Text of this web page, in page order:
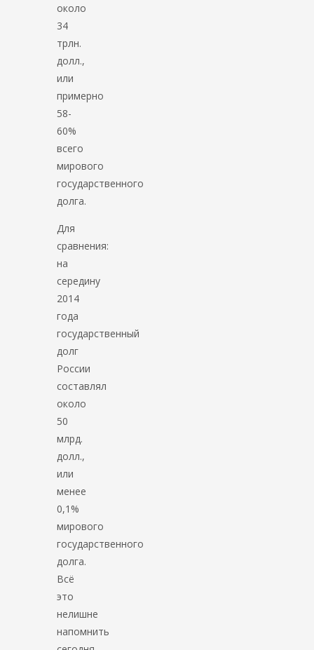
около
34
трлн.
долл.,
или
примерно
58-
60%
всего
мирового
государственного
долга.
Для
сравнения:
на
середину
2014
года
государственный
долг
России
составлял
около
50
млрд.
долл.,
или
менее
0,1%
мирового
государственного
долга.
Всё
это
нелишне
напомнить